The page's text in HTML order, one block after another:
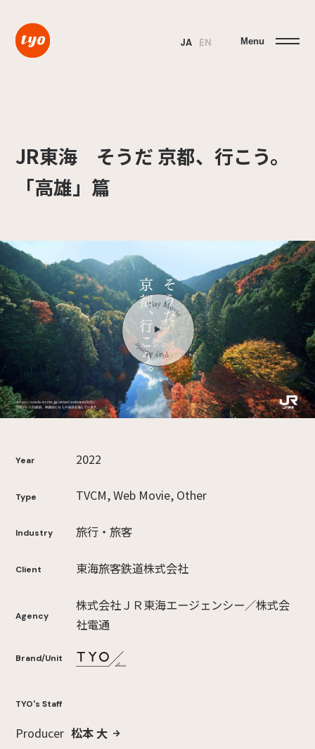
JA EN Menu
JR東海 そうだ 京都、行こう。
「高雄」篇
Year 2022
Type TVCM, Web Movie, Other
Industry 旅行・旅客
Client 東海旅客鉄道株式会社
Agency
株式会社ＪＲ東海エージェンシー／株式会
社電通
Brand/Unit
TYO's Staff
Producer 松本 大